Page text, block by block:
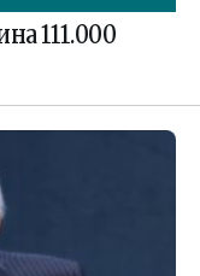
111.000